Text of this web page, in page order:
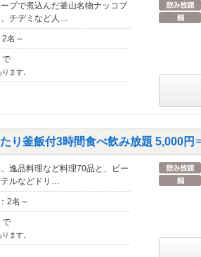
プで煮込んだ釜山名物ナッコプ
、チヂミなど人…
名～
で
ます。
り釜飯付3時間食べ飲み放題 5,000円
逸品料理など料理70品と、ビー
テルなどドリ…
2名～
で
ます。